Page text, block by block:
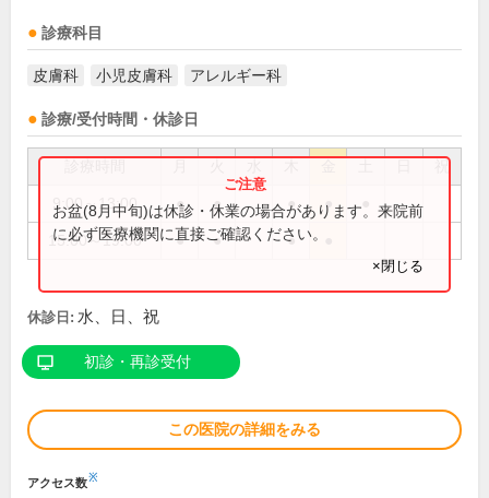
診療科目
皮膚科 小児皮膚科 アレルギー科
診療/受付時間・休診日
祝
9:00～13:00 ● ● ● ●
15:00～19:00 ● ● ●
お盆(8月中旬)は休診・休業の場合があります。来院前
に必ず医療機関に直接ご確認ください。
×閉じる
休診日: 水、日、祝
初診・再診受付
この医院の詳細をみる
アクセス数※